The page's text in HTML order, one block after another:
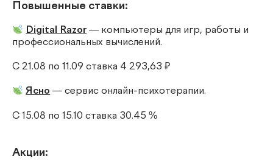
Повышенные ставки:
Digital Razor — компьютеры для игр, работы и
профессиональных вычислений.
С 21.08 по 11.09 ставка 4 293,63 ₽
Ясно — сервис онлайн-психотерапии.
С 15.08 по 15.10 ставка 30.45 %
Акции: